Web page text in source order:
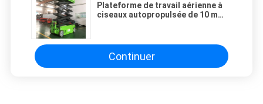
Plateforme de travail aérienne à
ciseaux autopropulsée de 10 m
extensible
Continuer